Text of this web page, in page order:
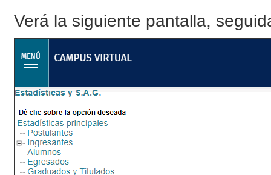
Verá la siguiente pantalla,